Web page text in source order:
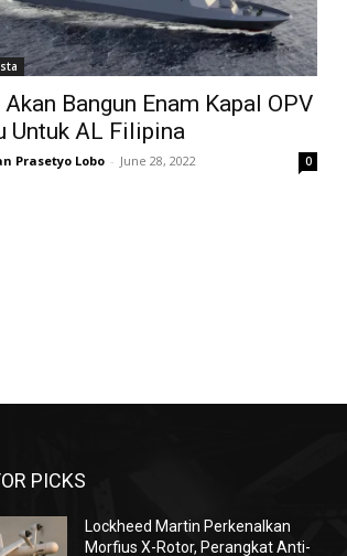
Akan Bangun Enam Kapal OPV
Untuk AL Filipina
Prasetyo Lobo - June 28, 2022 0
PICKS
Lockheed Martin Perkenalkan
Morfius X-Rotor, Perangkat Anti-